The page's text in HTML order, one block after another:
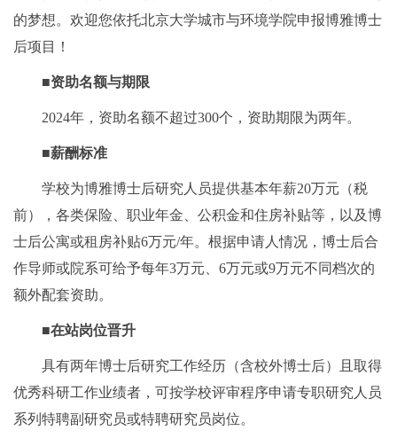
的梦想。欢迎您依托北京大学城市与环境学院申报博雅博士
后项目！
■资助名额与期限
2024年，资助名额不超过300个，资助期限为两年。
■薪酬标准
学校为博雅博士后研究人员提供基本年薪20万元（税
前），各类保险、职业年金、公积金和住房补贴等，以及博
士后公寓或租房补贴6万元/年。根据申请人情况，博士后合
作导师或院系可给予每年3万元、6万元或9万元不同档次的
额外配套资助。
■在站岗位晋升
具有两年博士后研究工作经历（含校外博士后）且取得
优秀科研工作业绩者，可按学校评审程序申请专职研究人员
系列特聘副研究员或特聘研究员岗位。